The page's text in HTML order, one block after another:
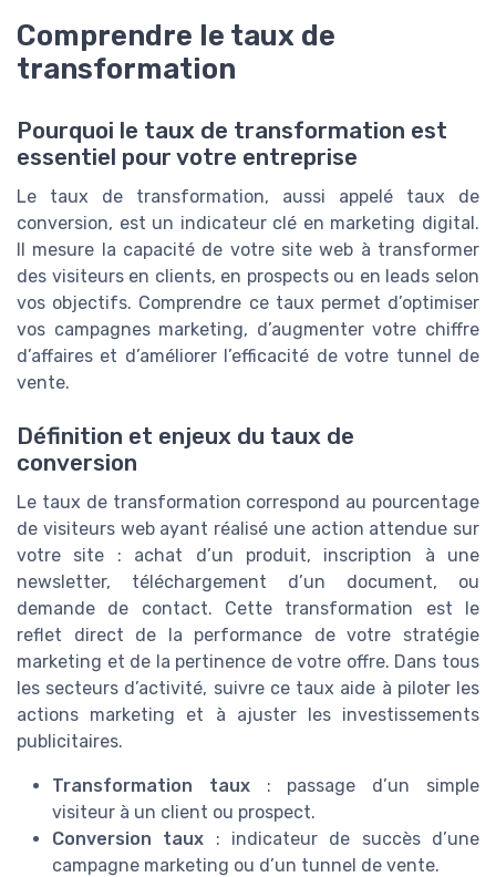
Comprendre le taux de
transformation
Pourquoi le taux de transformation est
essentiel pour votre entreprise
Le taux de transformation, aussi appelé taux de
conversion, est un indicateur clé en marketing digital.
Il mesure la capacité de votre site web à transformer
des visiteurs en clients, en prospects ou en leads selon
vos objectifs. Comprendre ce taux permet d’optimiser
vos campagnes marketing, d’augmenter votre chiffre
d’affaires et d’améliorer l’efficacité de votre tunnel de
vente.
Définition et enjeux du taux de
conversion
Le taux de transformation correspond au pourcentage
de visiteurs web ayant réalisé une action attendue sur
votre site : achat d’un produit, inscription à une
newsletter, téléchargement d’un document, ou
demande de contact. Cette transformation est le
reflet direct de la performance de votre stratégie
marketing et de la pertinence de votre offre. Dans tous
les secteurs d’activité, suivre ce taux aide à piloter les
actions marketing et à ajuster les investissements
publicitaires.
Transformation taux: passage d’un simple
visiteur à un client ou prospect.
Conversion taux : indicateur de succès d’une
campagne marketing ou d’un tunnel de vente.